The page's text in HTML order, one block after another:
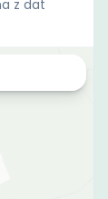
z dat